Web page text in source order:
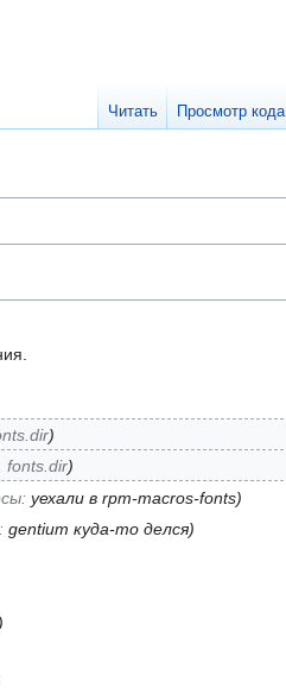
Читать Просмотр кода
fonts.dir
: уехали в rpm-macros-fonts
gentium куда-то делся